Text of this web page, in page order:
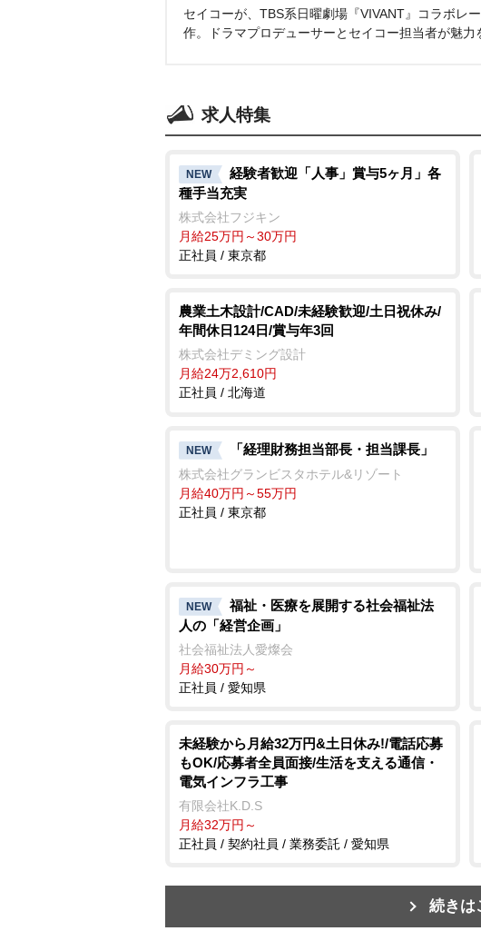
セイコーが、TBS系日曜劇場『VIVANT』コラボレ
作。ドラマプロデューサーとセイコー担当者が魅力
求人特集
NEW
経験者歓迎「人事」賞与5ヶ月」各
種手当充実
株式会社フジキン
月給25万円～30万円
正社員 / 東京都
農業土木設計/CAD/未経験歓迎/土日祝休み/
年間休日124日/賞与年3回
株式会社デミング設計
月給24万2,610円
正社員 / 北海道
NEW 「経理財務担当部長・担当課長」
株式会社グランビスタホテル&リゾート
月給40万円～55万円
正社員 / 東京都
NEW
福祉・医療を展開する社会福祉法
人の「経営企画」
社会福祉法人愛燦会
月給30万円～
正社員 / 愛知県
未経験から月給32万円&土日休み!/電話応募
もOK/応募者全員面接/生活を支える通信・
電気インフラ工事
有限会社K.D.S
月給32万円～
正社員 / 契約社員 / 業務委託 / 愛知県
続きは